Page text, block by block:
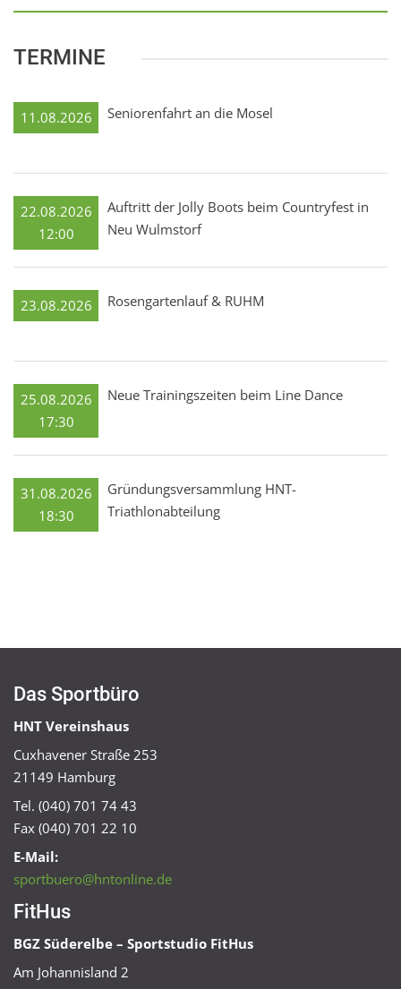
TERMINE
11.08.2026 Seniorenfahrt an die Mosel
22.08.2026
12:00
Auftritt der Jolly Boots beim Countryfest in
Neu Wulmstorf
23.08.2026 Rosengartenlauf & RUHM
25.08.2026
17:30
Neue Trainingszeiten beim Line Dance
31.08.2026
18:30
Gründungsversammlung HNT-
Triathlonabteilung
Das Sportbüro
HNT Vereinshaus
Cuxhavener Straße 253
21149 Hamburg
Tel. (040) 701 74 43
Fax (040) 701 22 10
E-Mail:
sportbuero@hntonline.de
FitHus
BGZ Süderelbe – Sportstudio FitHus
Am Johannisland 2